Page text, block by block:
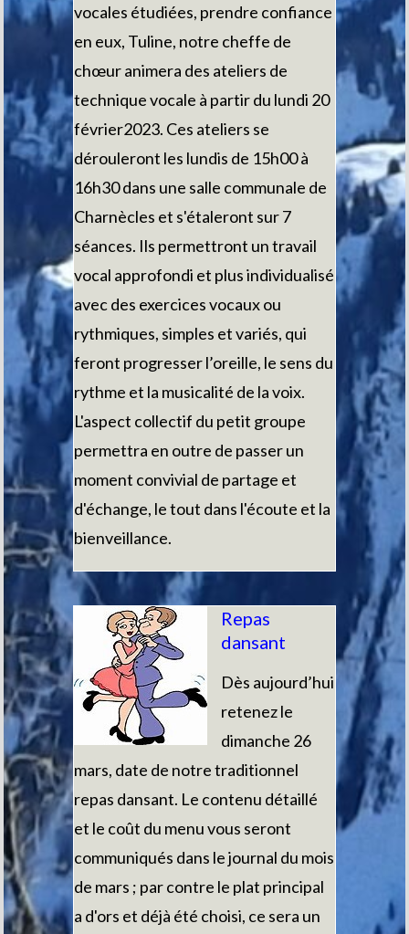
vocales étudiées, prendre confiance
en eux, Tuline, notre cheffe de
chœur animera des ateliers de
technique vocale à partir du lundi 20
février2023. Ces ateliers se
dérouleront les lundis de 15h00 à
16h30 dans une salle communale de
Charnècles et s'étaleront sur 7
séances. Ils permettront un travail
vocal approfondi et plus individualisé
avec des exercices vocaux ou
rythmiques, simples et variés, qui
feront progresser l’oreille, le sens du
rythme et la musicalité de la voix.
L'aspect collectif du petit groupe
permettra en outre de passer un
moment convivial de partage et
d'échange, le tout dans l'écoute et la
bienveillance.
Repas
dansant
Dès aujourd’hui
retenez le
dimanche 26
mars, date de notre traditionnel
repas dansant. Le contenu détaillé
et le coût du menu vous seront
communiqués dans le journal du mois
de mars ; par contre le plat principal
a d'ors et déjà été choisi, ce sera un